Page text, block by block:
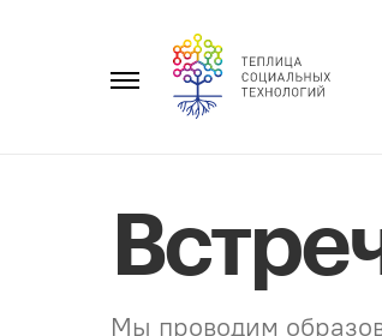
Главное
Мы проводим